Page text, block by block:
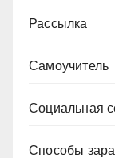
Рассылка
Самоучитель
Социальная
Способы